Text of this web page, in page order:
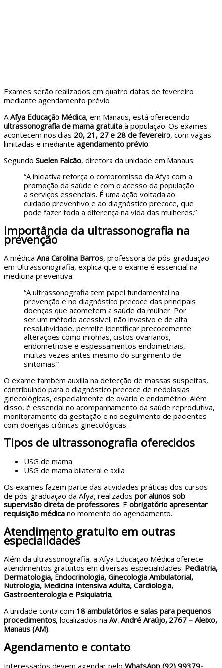
Exames serão realizados em quatro datas de fevereiro
mediante agendamento prévio
AAfya Educação Médica, em Manaus, está oferecendo
ultrassonografia de mama gratuita à população. Os exames
acontecem nos dias 20, 21, 27 e 28 de fevereiro, com vagas
limitadas e mediante agendamento prévio.
Segundo Suelen Falcão, diretora da unidade em Manaus:
“A iniciativa reforça o compromisso da Afya com a
promoção da saúde e com o acesso da população
a serviços essenciais. É uma ação voltada ao
cuidado preventivo e ao diagnóstico precoce, que
pode fazer toda a diferença na vida das mulheres.”
Importância da ultrassonografia na
prevenção
A médica Ana Carolina Barros, professora da pós-graduação
em Ultrassonografia, explica que o exame é essencial na
medicina preventiva:
“A ultrassonografia tem papel fundamental na
prevenção e no diagnóstico precoce das principais
doenças que acometem a saúde da mulher. Por
ser um método acessível, não invasivo e de alta
resolutividade, permite identificar precocemente
alterações como miomas, cistos ovarianos,
endometriose e espessamentos endometriais,
muitas vezes antes mesmo do surgimento de
sintomas.”
O exame também auxilia na detecção de massas suspeitas,
contribuindo para o diagnóstico precoce de neoplasias
ginecológicas, especialmente de ovário e endométrio. Além
disso, é essencial no acompanhamento da saúde reprodutiva,
monitoramento da gestação e no seguimento de pacientes
com doenças crônicas ginecológicas.
Tipos de ultrassonografia oferecidos
USG de mama
USG de mama bilateral e axila
Os exames fazem parte das atividades práticas dos cursos
de pós-graduação da Afya, realizados por alunos sob
supervisão direta de professores. É obrigatório apresentar
requisição médica no momento do agendamento.
Atendimento gratuito em outras
especialidades
Além da ultrassonografia, a Afya Educação Médica oferece
atendimentos gratuitos em diversas especialidades: Pediatria,
Dermatologia, Endocrinologia, Ginecologia Ambulatorial,
Nutrologia, Medicina Intensiva Adulta, Cardiologia,
Gastroenterologia e Psiquiatria.
A unidade conta com 18 ambulatórios e salas para pequenos
procedimentos, localizados na Av. André Araújo, 2767 – Aleixo,
Manaus (AM).
Agendamento e contato
Interessados devem agendar pelo WhatsApp (92) 99379-